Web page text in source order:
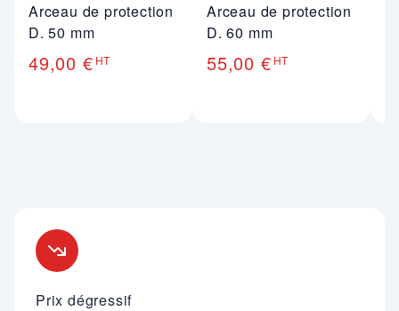
Arceau de protection
D. 50 mm
49,00 € HT
Arceau de protection
D. 60 mm
55,00 € HT
Prix dégressif